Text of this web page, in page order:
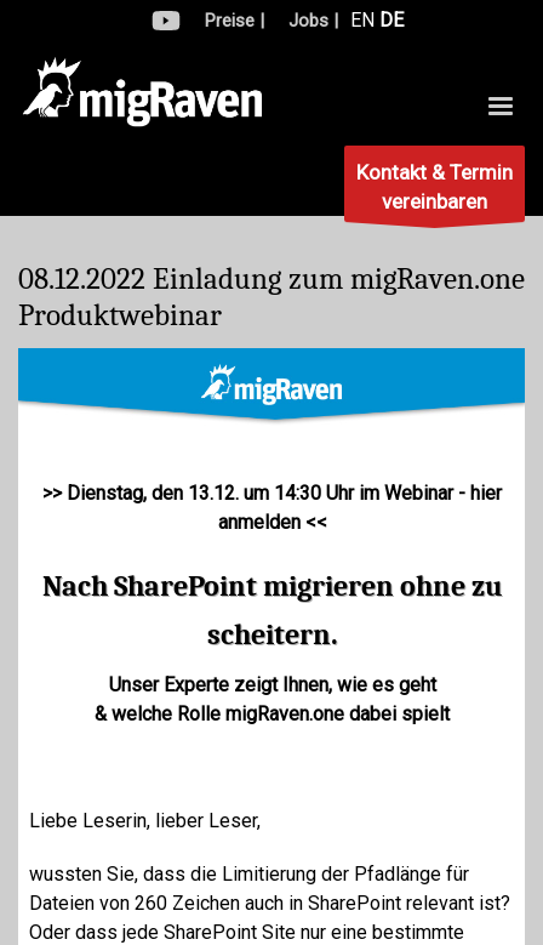
Preise | Jobs | EN DE
Kontakt & Termin
vereinbaren
08.12.2022 Einladung zum migRaven.one
Produktwebinar
>> Dienstag, den 13.12. um 14:30 Uhr im Webinar - hier
anmelden <<
Nach SharePoint migrieren ohne zu
scheitern.
Unser Experte zeigt Ihnen, wie es geht
& welche Rolle migRaven.one dabei spielt
Liebe Leserin, lieber Leser,
wussten Sie, dass die Limitierung der Pfadlänge für
Dateien von 260 Zeichen auch in SharePoint relevant ist?
Oder dass jede SharePoint Site nur eine bestimmte